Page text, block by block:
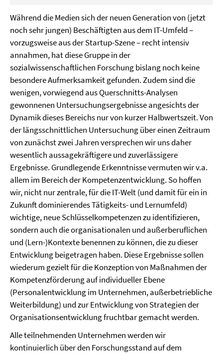
Während die Medien sich der neuen Generation von (jetzt
noch sehr jungen) Beschäftigten aus dem IT-Umfeld –
vorzugsweise aus der Startup-Szene – recht intensiv
annahmen, hat diese Gruppe in der
sozialwissenschaftlichen Forschung bislang noch keine
besondere Aufmerksamkeit gefunden. Zudem sind die
wenigen, vorwiegend aus Querschnitts-Analysen
gewonnenen Untersuchungsergebnisse angesichts der
Dynamik dieses Bereichs nur von kurzer Halbwertszeit. Von
der längsschnittlichen Untersuchung über einen Zeitraum
von zunächst zwei Jahren versprechen wir uns daher
wesentlich aussagekräftigere und zuverlässigere
Ergebnisse. Grundlegende Erkenntnisse vermuten wir v.a.
allem im Bereich der Kompetenzentwicklung. So hoffen
wir, nicht nur zentrale, für die IT-Welt (und damit für ein in
Zukunft dominierendes Tätigkeits- und Lernumfeld)
wichtige, neue Schlüsselkompetenzen zu identifizieren,
sondern auch die organisationalen und außerberuflichen
und (Lern-)Kontexte benennen zu können, die zu dieser
Entwicklung beigetragen haben. Diese Ergebnisse sollen
wiederum gezielt für die Konzeption von Maßnahmen der
Kompetenzförderung auf individueller Ebene
(Personalentwicklung im Unternehmen, außerbetriebliche
Weiterbildung) und zur Entwicklung von Strategien der
Organisationsentwicklung fruchtbar gemacht werden.
Alle teilnehmenden Unternehmen werden wir
kontinuierlich über den Forschungsstand auf dem